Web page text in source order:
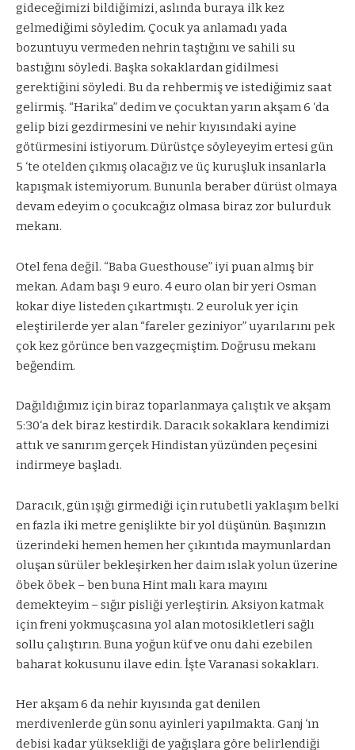
gideceğimizi bildiğimizi, aslında buraya ilk kez
gelmediğimi söyledim. Çocuk ya anlamadı yada
bozuntuyu vermeden nehrin taştığını ve sahili su
bastığını söyledi. Başka sokaklardan gidilmesi
gerektiğini söyledi. Bu da rehbermiş ve istediğimiz saat
gelirmiş. “Harika” dedim ve çocuktan yarın akşam 6 ‘da
gelip bizi gezdirmesini ve nehir kıyısındaki ayine
götürmesini istiyorum. Dürüstçe söyleyeyim ertesi gün
5 ‘te otelden çıkmış olacağız ve üç kuruşluk insanlarla
kapışmak istemiyorum. Bununla beraber dürüst olmaya
devam edeyim o çocukcağız olmasa biraz zor bulurduk
mekanı.
Otel fena değil. “Baba Guesthouse” iyi puan almış bir
mekan. Adam başı 9 euro. 4 euro olan bir yeri Osman
kokar diye listeden çıkartmıştı. 2 euroluk yer için
eleştirilerde yer alan “fareler geziniyor” uyarılarını pek
çok kez görünce ben vazgeçmiştim. Doğrusu mekanı
beğendim.
Dağıldığımız için biraz toparlanmaya çalıştık ve akşam
5:30‘a dek biraz kestirdik. Daracık sokaklara kendimizi
attık ve sanırım gerçek Hindistan yüzünden peçesini
indirmeye başladı.
Daracık, gün ışığı girmediği için rutubetli yaklaşım belki
en fazla iki metre genişlikte bir yol düşünün. Başınızın
üzerindeki hemen hemen her çıkıntıda maymunlardan
oluşan sürüler bekleşirken her daim ıslak yolun üzerine
öbek öbek – ben buna Hint malı kara mayını
demekteyim – sığır pisliği yerleştirin. Aksiyon katmak
için freni yokmuşcasına yol alan motosikletleri sağlı
sollu çalıştırın. Buna yoğun küf ve onu dahi ezebilen
baharat kokusunu ilave edin. İşte Varanasi sokakları.
Her akşam 6 da nehir kıyısında gat denilen
merdivenlerde gün sonu ayinleri yapılmakta. Ganj ‘ın
debisi kadar yüksekliği de yağışlara göre belirlendiği